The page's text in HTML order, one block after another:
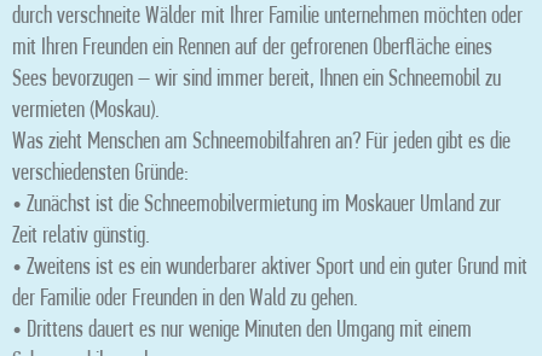
durch verschneite Wälder mit Ihrer Familie unternehmen möchten oder
mit Ihren Freunden ein Rennen auf der gefrorenen Oberfläche eines
Sees bevorzugen – wir sind immer bereit, Ihnen ein Schneemobil zu
vermieten (Moskau).
Was zieht Menschen am Schneemobilfahren an? Für jeden gibt es die
verschiedensten Gründe:
• Zunächst ist die Schneemobilvermietung im Moskauer Umland zur
Zeit relativ günstig.
• Zweitens ist es ein wunderbarer aktiver Sport und ein guter Grund mit
der Familie oder Freunden in den Wald zu gehen.
• Drittens dauert es nur wenige Minuten den Umgang mit einem